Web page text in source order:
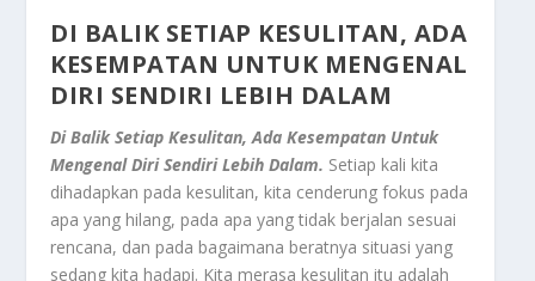
DI BALIK SETIAP KESULITAN, ADA
KESEMPATAN UNTUK MENGENAL
DIRI SENDIRI LEBIH DALAM
Di Balik Setiap Kesulitan, Ada Kesempatan Untuk
Mengenal Diri Sendiri Lebih Dalam. Setiap kali kita
dihadapkan pada kesulitan, kita cenderung fokus pada
apa yang hilang, pada apa yang tidak berjalan sesuai
rencana, dan pada bagaimana beratnya situasi yang
sedang kita hadapi. Kita merasa kesulitan itu adalah